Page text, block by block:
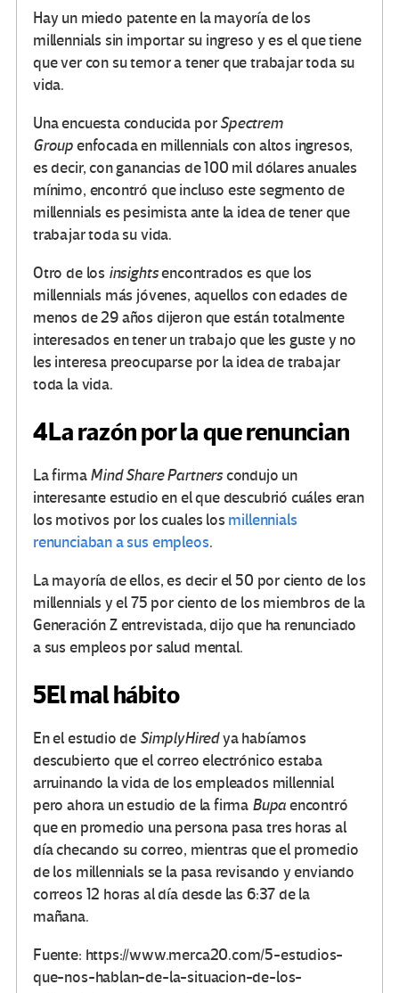
Hay un miedo patente en la mayoría de los
millennials sin importar su ingreso y es el que tiene
que ver con su temor a tener que trabajar toda su
vida.
Una encuesta conducida porSpectrem
Groupenfocada en millennials con altos ingresos,
es decir, con ganancias de 100 mil dólares anuales
mínimo, encontró que incluso este segmento de
millennials es pesimista ante la idea de tener que
trabajar toda su vida.
Otro de los insightsencontrados es que los
millennials más jóvenes, aquellos con edades de
menos de 29 años dijeron que están totalmente
interesados en tener un trabajo que les guste y no
les interesa preocuparse por la idea de trabajar
toda la vida.
4La razón por la que renuncian
La firmaMind Share Partnerscondujo un
interesante estudio en el que descubrió cuáles eran
los motivos por los cuales los millennials
renunciaban a sus empleos.
La mayoría de ellos, es decir el 50 por ciento de los
millennials y el 75 por ciento de los miembros de la
Generación Z entrevistada, dijo que ha renunciado
a sus empleos por salud mental.
5El mal hábito
En el estudio de SimplyHiredya habíamos
descubierto que el correo electrónico estaba
arruinando la vida de los empleados millennial
pero ahora un estudio de la firma Bupaencontró
que en promedio una persona pasa tres horas al
día checando su correo, mientras que el promedio
de los millennials se la pasa revisando y enviando
correos 12 horas al día desde las 6:37 de la
mañana.
Fuente: https://www.merca20.com/5-estudios-
que-nos-hablan-de-la-situacion-de-los-